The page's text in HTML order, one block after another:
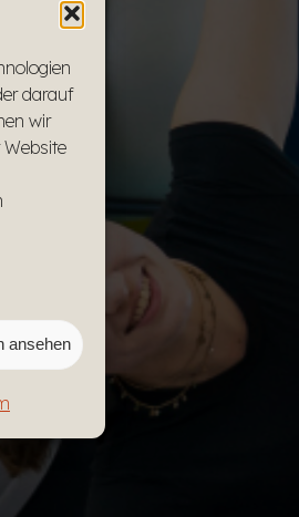
darauf
wir
ansehen